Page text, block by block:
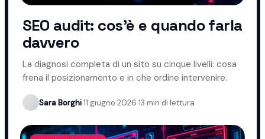
SEO audit: cos'è e quando farla
davvero
La diagnosi completa di un sito su cinque livelli: cosa
frena il posizionamento e in che ordine intervenire.
Sara Borghi·11 giugno 2026·13 min di lettura